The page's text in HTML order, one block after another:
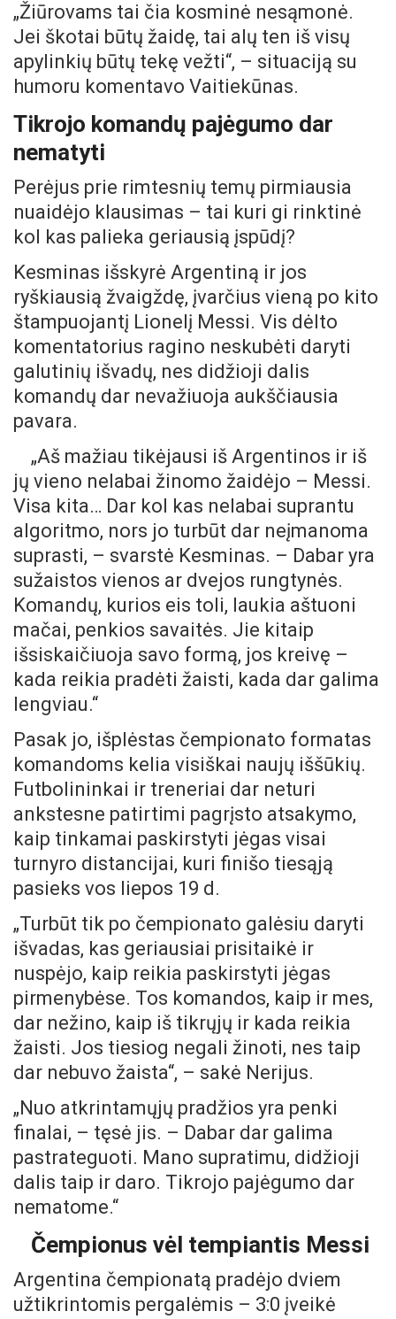
„Žiūrovams tai čia kosminė nesąmonė.
Jei škotai būtų žaidę, tai alų ten iš visų
apylinkių būtų tekę vežti“, – situaciją su
humoru komentavo Vaitiekūnas.
Tikrojo komandų pajėgumo dar
nematyti
Perėjus prie rimtesnių temų pirmiausia
nuaidėjo klausimas – tai kuri gi rinktinė
kol kas palieka geriausią įspūdį?
Kesminas išskyrė Argentiną ir jos
ryškiausią žvaigždę, įvarčius vieną po kito
štampuojantį Lionelį Messi. Vis dėlto
komentatorius ragino neskubėti daryti
galutinių išvadų, nes didžioji dalis
komandų dar nevažiuoja aukščiausia
pavara.
„Aš mažiau tikėjausi iš Argentinos ir iš
jų vieno nelabai žinomo žaidėjo – Messi.
Visa kita… Dar kol kas nelabai suprantu
algoritmo, nors jo turbūt dar neįmanoma
suprasti, – svarstė Kesminas. – Dabar yra
sužaistos vienos ar dvejos rungtynės.
Komandų, kurios eis toli, laukia aštuoni
mačai, penkios savaitės. Jie kitaip
išsiskaičiuoja savo formą, jos kreivę –
kada reikia pradėti žaisti, kada dar galima
lengviau.“
Pasak jo, išplėstas čempionato formatas
komandoms kelia visiškai naujų iššūkių.
Futbolininkai ir treneriai dar neturi
ankstesne patirtimi pagrįsto atsakymo,
kaip tinkamai paskirstyti jėgas visai
turnyro distancijai, kuri finišo tiesąją
pasieks vos liepos 19 d.
„Turbūt tik po čempionato galėsiu daryti
išvadas, kas geriausiai prisitaikė ir
nuspėjo, kaip reikia paskirstyti jėgas
pirmenybėse. Tos komandos, kaip ir mes,
dar nežino, kaip iš tikrųjų ir kada reikia
žaisti. Jos tiesiog negali žinoti, nes taip
dar nebuvo žaista“, – sakė Nerijus.
„Nuo atkrintamųjų pradžios yra penki
finalai, – tęsė jis. – Dabar dar galima
pastrateguoti. Mano supratimu, didžioji
dalis taip ir daro. Tikrojo pajėgumo dar
nematome.“
Čempionus vėl tempiantis Messi
Argentina čempionatą pradėjo dviem
užtikrintomis pergalėmis – 3:0 įveikė